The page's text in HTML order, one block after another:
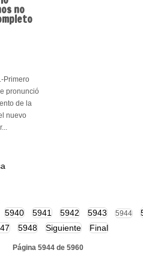
no
Primero
pronunció
de la
nuevo
5940 5941 5942 5943 5944
5948 Siguiente Final
Página 5944 de 5960